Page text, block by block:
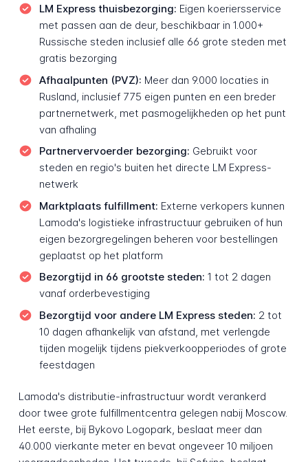
LM Express thuisbezorging: Eigen koeriersservice
met passen aan de deur, beschikbaar in 1.000+
Russische steden inclusief alle 66 grote steden met
gratis bezorging
Afhaalpunten (PVZ): Meer dan 9.000 locaties in
Rusland, inclusief 775 eigen punten en een breder
partnernetwerk, met pasmogelijkheden op het punt
van afhaling
Partnervervoerder bezorging: Gebruikt voor
steden en regio's buiten het directe LM Express-
netwerk
Marktplaats fulfillment: Externe verkopers kunnen
Lamoda's logistieke infrastructuur gebruiken of hun
eigen bezorgregelingen beheren voor bestellingen
geplaatst op het platform
Bezorgtijd in 66 grootste steden: 1 tot 2 dagen
vanaf orderbevestiging
Bezorgtijd voor andere LM Express steden: 2 tot
10 dagen afhankelijk van afstand, met verlengde
tijden mogelijk tijdens piekverkoopperiodes of grote
feestdagen
Lamoda's distributie-infrastructuur wordt verankerd
door twee grote fulfillmentcentra gelegen nabij Moscow.
Het eerste, bij Bykovo Logopark, beslaat meer dan
40.000 vierkante meter en bevat ongeveer 10 miljoen